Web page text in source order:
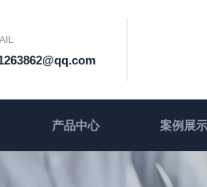
产品中心 案例展示